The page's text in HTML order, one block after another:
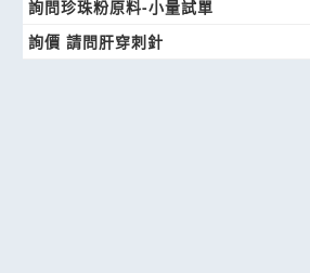
詢問珍珠粉原料-小量試單
詢價 請問肝穿刺針